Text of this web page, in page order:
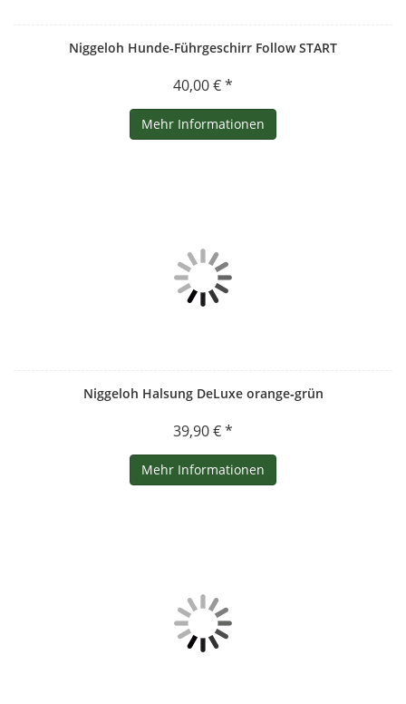
Niggeloh Hunde-Führgeschirr Follow START
40,00 € *
Mehr Informationen
Niggeloh Halsung DeLuxe orange‑grün
39,90 € *
Mehr Informationen